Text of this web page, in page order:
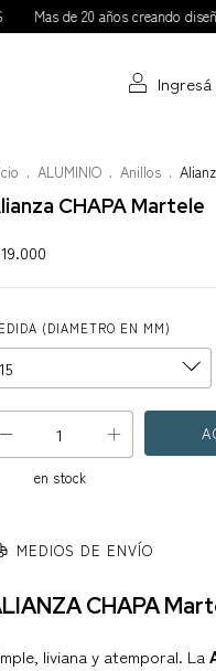
de 20 años creando diseños en
Ingresá
. ALUMINIO . Anillos .
CHAPA Martele
(DIAMETRO EN MM)
en stock
MEDIOS DE ENVÍO
CHAPA
liviana y atemporal. La